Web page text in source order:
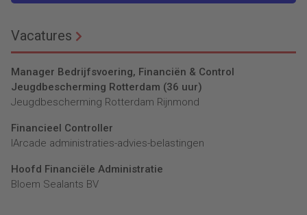
Vacatures
Manager Bedrijfsvoering, Financiën & Control
Jeugdbescherming Rotterdam (36 uur)
Jeugdbescherming Rotterdam Rijnmond
Financieel Controller
lArcade administraties-advies-belastingen
Hoofd Financiële Administratie
Bloem Sealants BV